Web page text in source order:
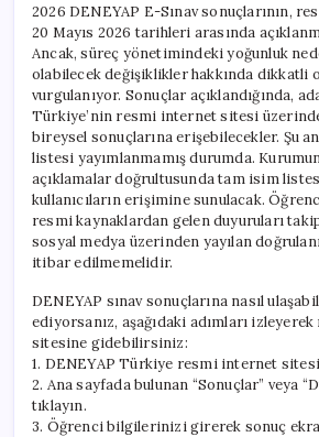
2026 DENEYAP E-Sınav sonuçlarının,
20 Mayıs 2026 tarihleri arasında
Ancak, süreç yönetimindeki yoğunluk
olabilecek değişiklikler hakkında dikkatli
vurgulanıyor. Sonuçlar açıklandığında,
Türkiye’nin resmi internet sitesi
bireysel sonuçlarına erişebilecekler. Şu
listesi yayımlanmamış durumda.
açıklamalar doğrultusunda tam isim
kullanıcıların erişimine sunulacak.
resmi kaynaklardan gelen duyuruları
sosyal medya üzerinden yayılan
itibar edilmemelidir.
DENEYAP sınav sonuçlarına nasıl
ediyorsanız, aşağıdaki adımları
sitesine gidebilirsiniz:
1. DENEYAP Türkiye resmi internet
2. Ana sayfada bulunan “Sonuçlar” veya
tıklayın.
3. Öğrenci bilgilerinizi girerek sonuç